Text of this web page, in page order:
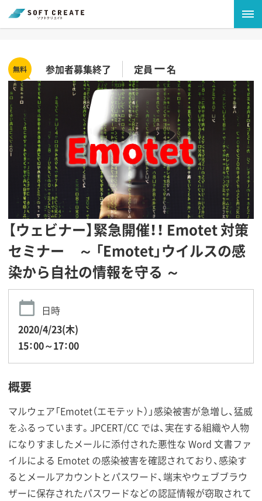
参加者募集終了 定員 －名
【ウェビナー】緊急開催！！ Emotet 対策
セミナー ～ 「Emotet」ウイルスの感
染から自社の情報を守る ～
日時
2020/4/23(木)
15：00～17：00
概要
マルウェア「Emotet（エモテット）」感染被害が急増し、猛威
をふるっています。JPCERT/CC では、実在する組織や人物
になりすましたメールに添付された悪性な Word 文書ファ
イルによる Emotet の感染被害を確認されており、感染す
るとメールアカウントとパスワード、端末やウェブブラウ
ザーに保存されたパスワードなどの認証情報が窃取されて